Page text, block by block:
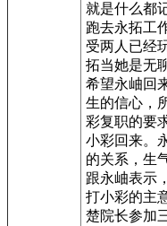
就是什么都
跑去永拓工
受两人已经
拓当她是无
希望永岫回
生的信心，
彩复职的要
小彩回来。
的关系，生
跟永岫表示
打小彩的主
楚院长参加